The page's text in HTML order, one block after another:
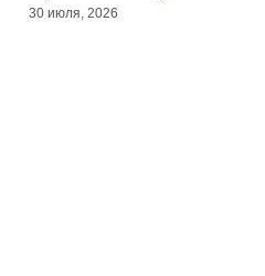
30 июля, 2026